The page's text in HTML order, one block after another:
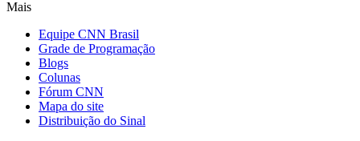
Mais
Equipe CNN Brasil
Grade de Programação
Blogs
Colunas
Fórum CNN
Mapa do site
Distribuição do Sinal